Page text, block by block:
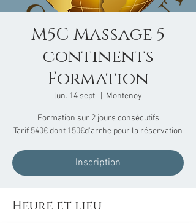
M5C Massage 5
continents
Formation
lun. 14 sept. Montenoy
Formation sur 2 jours consécutifs
Tarif 540€ dont 150€d'arrhe pour la réservation
Inscription
Heure et lieu